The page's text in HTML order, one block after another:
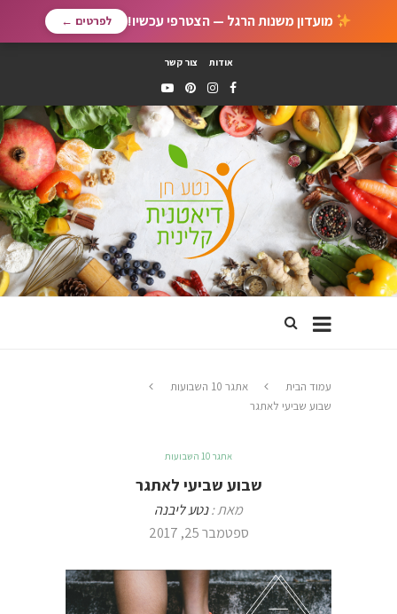
מועדון משנות הרגל — הצטרפי עכשיו! לפרטים ←
אודות צור קשר
עמוד הבית
אתגר 10 השבועות
שבוע שביעי לאתגר
אתגר 10 השבועות
שבוע שביעי לאתגר
מאת :נטע ליבנה
ספטמבר 25, 2017